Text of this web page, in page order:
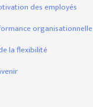
des employés
organisationnelle
la flexibilité